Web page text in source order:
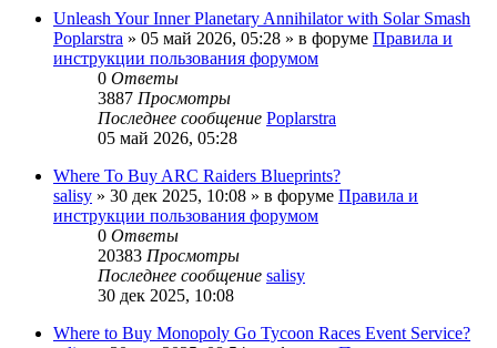
Unleash Your Inner Planetary Annihilator with Solar Smash
Poplarstra » 05 май 2026, 05:28 » в форуме Правила и
инструкции пользования форумом
0 Ответы
3887 Просмотры
Последнее сообщение Poplarstra
05 май 2026, 05:28
Where To Buy ARC Raiders Blueprints?
salisy » 30 дек 2025, 10:08 » в форуме Правила и
инструкции пользования форумом
0 Ответы
20383 Просмотры
Последнее сообщение salisy
30 дек 2025, 10:08
Where to Buy Monopoly Go Tycoon Races Event Service?